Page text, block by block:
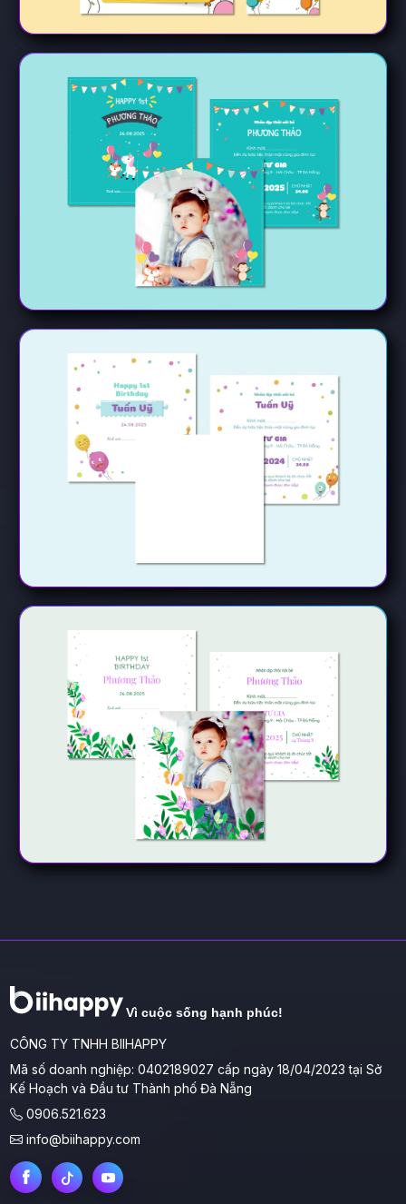
Vì cuộc sống hạnh phúc!
CÔNG TY TNHH BIIHAPPY
Mã số doanh nghiệp: 0402189027 cấp ngày 18/04/2023 tại Sở
Kế Hoạch và Đầu tư Thành phố Đà Nẵng
0906.521.623
info@biihappy.com